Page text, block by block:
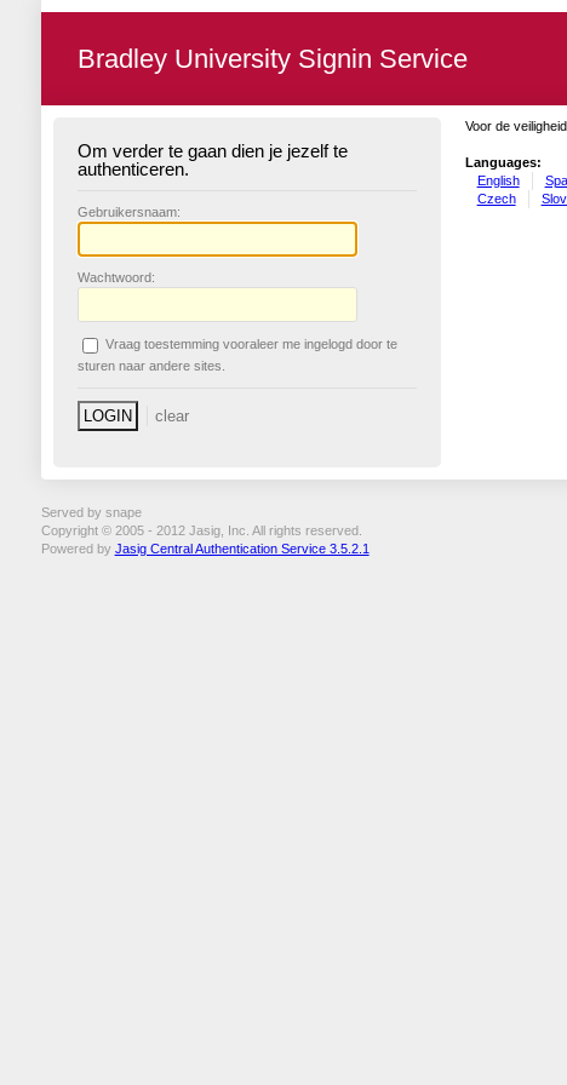
Bradley University Signin Service
Om verder te gaan dien je jezelf te
authenticeren.
Gebruikersnaam:
Wachtwoord:
Vraag toestemming vooraleer me ingelogd door te
sturen naar andere sites.
Voor de
Languages:
English
Czech
Served by snape
Copyright © 2005 - 2012 Jasig, Inc. All rights reserved.
Powered by Jasig Central Authentication Service 3.5.2.1